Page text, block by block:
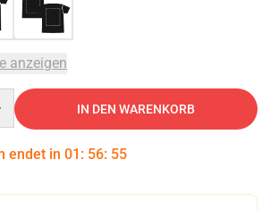
anzeigen
IN DEN WARENKORB
endet in 01 : 56: 54